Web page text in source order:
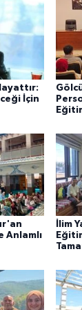
İçin
Anlamlı
İlim